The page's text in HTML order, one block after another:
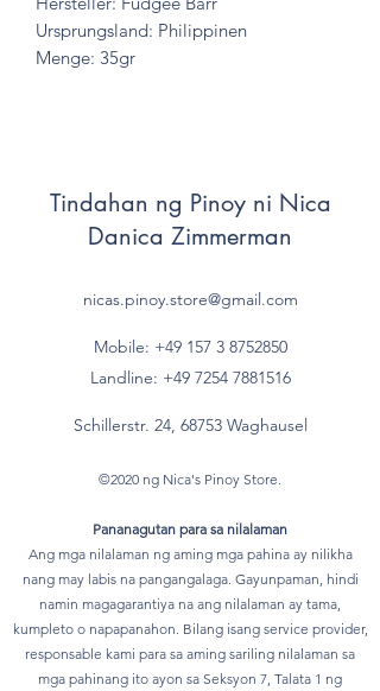
Ursprungsland: Philippinen
Menge: 35gr
Tindahan ng Pinoy ni Nica
Danica Zimmerman
nicas.pinoy.store@gmail.com
Mobile: +49 157 3 8752850
Landline: +49 7254 7881516
Schillerstr. 24, 68753 Waghausel
©2020 ng Nica's Pinoy Store.
Pananagutan para sa nilalaman
Ang mga nilalaman ng aming mga pahina ay nilikha
nang may labis na pangangalaga. Gayunpaman, hindi
namin magagarantiya na ang nilalaman ay tama,
kumpleto o napapanahon. Bilang isang service provider,
responsable kami para sa aming sariling nilalaman sa
mga pahinang ito ayon sa Seksyon 7, Talata 1 ng